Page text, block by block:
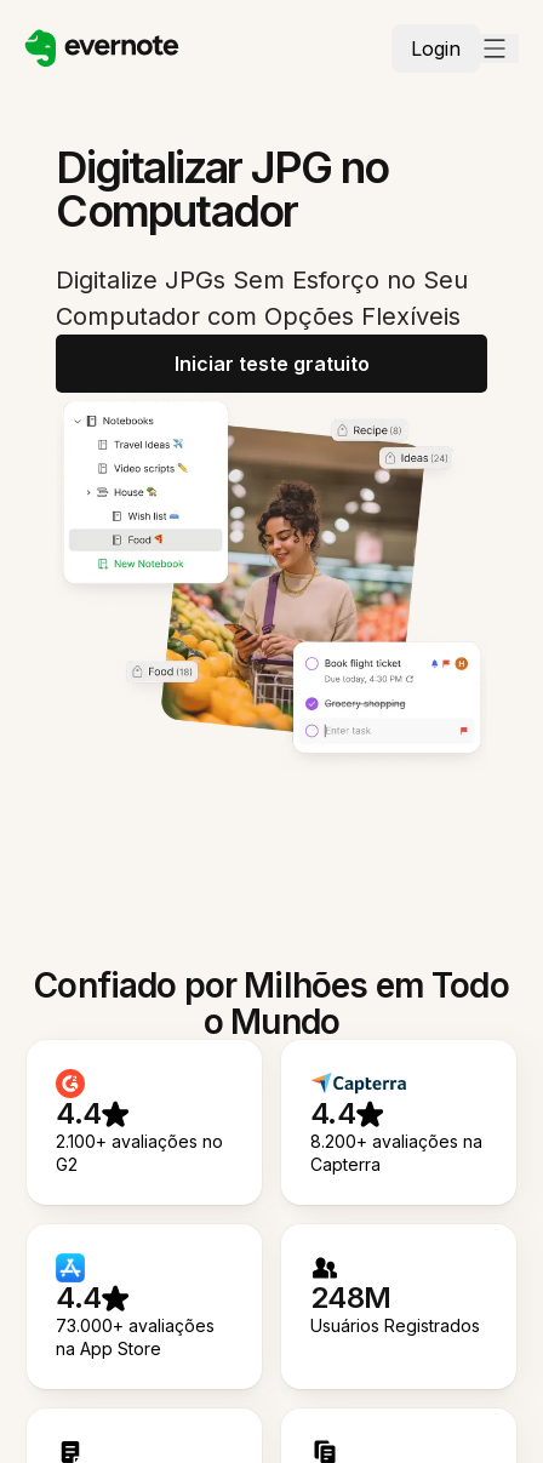
Login
Digitalizar JPG no
Computador
Digitalize JPGs Sem Esforço no Seu
Computador com Opções Flexíveis
Iniciar teste gratuito
Confiado por Milhões em Todo
o Mundo
4.4
2.100+ avaliações no
G2
4.4
8.200+ avaliações na
Capterra
4.4
73.000+ avaliações
na App Store
248M
Usuários Registrados